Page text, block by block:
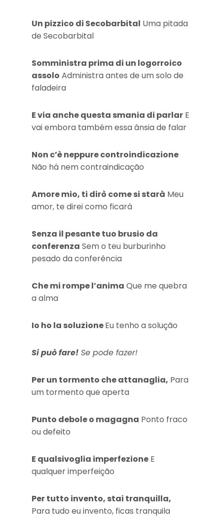
Un pizzico di Secobarbital Uma pitada
de Secobarbital
Somministra prima di un logorroico
assolo Administra antes de um solo de
faladeira
E via anche questa smania di parlar E
vai embora também essa ânsia de falar
Non c’è neppure controindicazione
Não há nem contraindicação
Amore mio, ti dirò come si starà Meu
amor, te direi como ficará
Senza il pesante tuo brusio da
conferenza Sem o teu burburinho
pesado da conferência
Che mi rompe l’anima Que me quebra
a alma
Io ho la soluzioneEu tenho a solução
Si può fare! Se pode fazer!
Per un tormento che attanaglia, Para
um tormento que aperta
Punto debole o magagna Ponto fraco
ou defeito
E qualsivoglia imperfezione E
qualquer imperfeição
Per tutto invento, stai tranquilla,
Para tudo eu invento, ficas tranquila